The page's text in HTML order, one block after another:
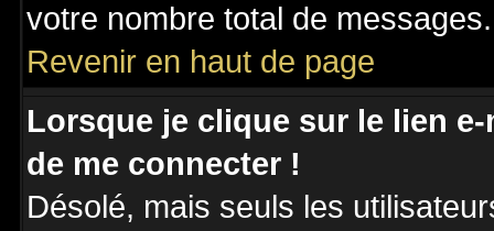
votre nombre total de messages.
Revenir en haut de page
Lorsque je clique sur le lien
de me connecter !
Désolé, mais seuls les